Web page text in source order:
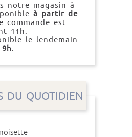
notre magasin à
à partir de
commande est
11h.
le lendemain
.
DU QUOTIDIEN